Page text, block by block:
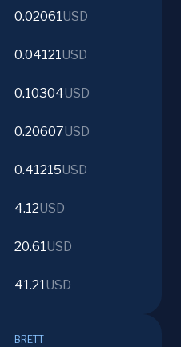
0.02061USD
0.04121USD
0.10304USD
0.20607USD
0.41215USD
4.12USD
20.61USD
41.21USD
BRETT